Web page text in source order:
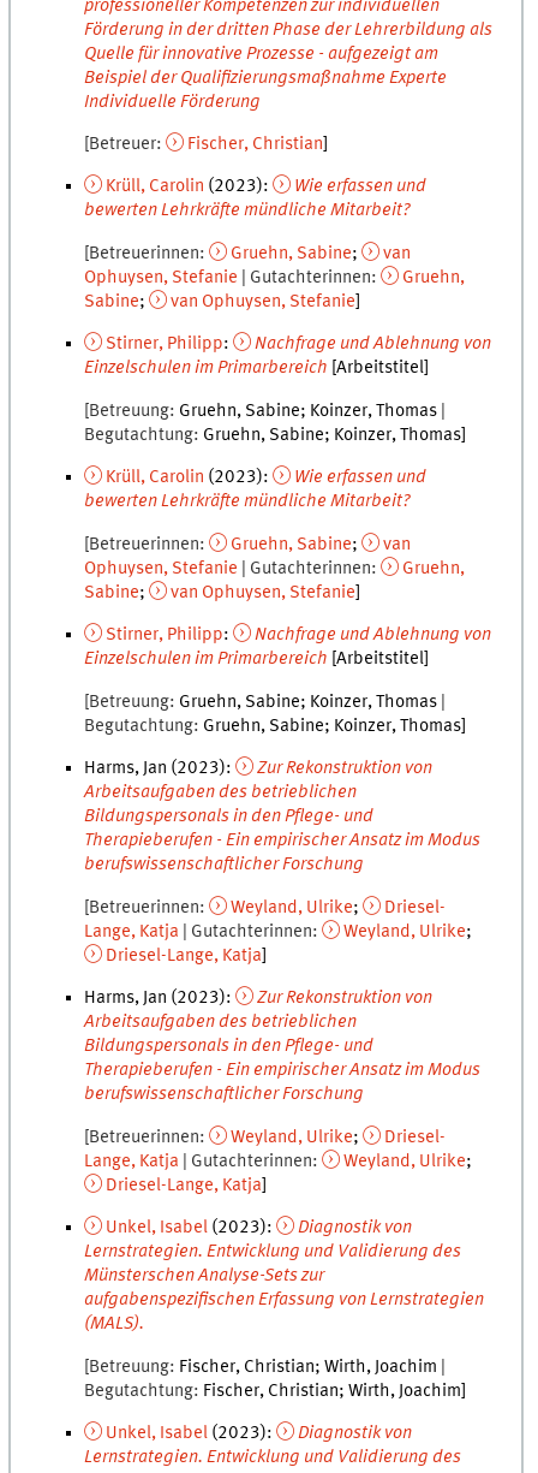
professioneller Kompetenzen zur individuellen
Förderung in der dritten Phase der Lehrerbildung als
Quelle für innovative Prozesse - aufgezeigt am
Beispiel der Qualifizierungsmaßnahme Experte
Individuelle Förderung
Betreuer Fischer, Christian
Krüll, Carolin (2023):
Wie erfassen und
bewerten Lehrkräfte mündliche Mitarbeit?
Betreuerinnen Gruehn, Sabine
van
Ophuysen, Stefanie Gutachterinnen Gruehn,
Sabine
van Ophuysen, Stefanie
Stirner, Philipp:
Nachfrage und Ablehnung von
Einzelschulen im Primarbereich [Arbeitstitel]
Betreuung Gruehn, Sabine Koinzer,Thomas
Begutachtung Gruehn, Sabine Koinzer,Thomas
Krüll, Carolin (2023):
Wie erfassen und
bewerten Lehrkräfte mündliche Mitarbeit?
Betreuerinnen Gruehn, Sabine
van
Ophuysen, Stefanie Gutachterinnen Gruehn,
Sabine
van Ophuysen, Stefanie
Stirner, Philipp:
Nachfrage und Ablehnung von
Einzelschulen im Primarbereich [Arbeitstitel]
Betreuung Gruehn, Sabine Koinzer,Thomas
Begutachtung Gruehn, Sabine Koinzer,Thomas
Harms, Jan (2023):
Zur Rekonstruktion von
Arbeitsaufgaben des betrieblichen
Bildungspersonals in den Pflege- und
Therapieberufen - Ein empirischer Ansatz im Modus
berufswissenschaftlicher Forschung
Betreuerinnen Weyland, Ulrike
Driesel-
Lange, Katja Gutachterinnen Weyland, Ulrike
Driesel-Lange, Katja
Harms, Jan (2023):
Zur Rekonstruktion von
Arbeitsaufgaben des betrieblichen
Bildungspersonals in den Pflege- und
Therapieberufen - Ein empirischer Ansatz im Modus
berufswissenschaftlicher Forschung
Betreuerinnen Weyland, Ulrike
Driesel-
Lange, Katja Gutachterinnen Weyland, Ulrike
Driesel-Lange, Katja
Unkel, Isabel (2023):
Diagnostik von
Lernstrategien. Entwicklung und Validierung des
Münsterschen Analyse-Sets zur
aufgabenspezifischen Erfassung von Lernstrategien
(MALS).
Betreuung Fischer, Christian Wirth, Joachim
Begutachtung Fischer, Christian Wirth, Joachim
Unkel, Isabel (2023):
Diagnostik von
Lernstrategien. Entwicklung und Validierung des